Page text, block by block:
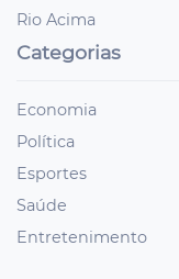
Rio Acima
Categorias
Economia
Política
Esportes
Saúde
Entretenimento